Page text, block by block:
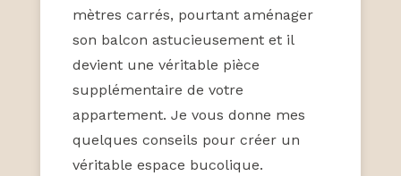
mètres carrés, pourtant aménager
son balcon astucieusement et il
devient une véritable pièce
supplémentaire de votre
appartement. Je vous donne mes
quelques conseils pour créer un
véritable espace bucolique.